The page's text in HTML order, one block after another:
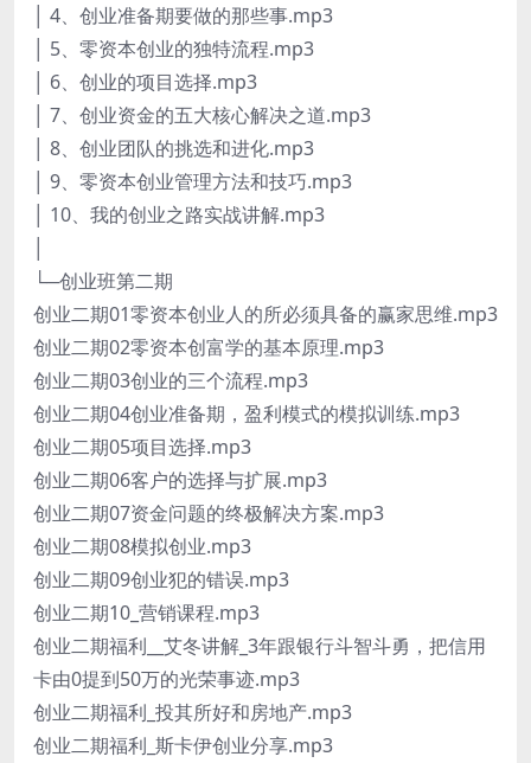
│ 4、创业准备期要做的那些事.mp3
│ 5、零资本创业的独特流程.mp3
│ 6、创业的项目选择.mp3
│ 7、创业资金的五大核心解决之道.mp3
│ 8、创业团队的挑选和进化.mp3
│ 9、零资本创业管理方法和技巧.mp3
│ 10、我的创业之路实战讲解.mp3
└─创业班第二期
创业二期01零资本创业人的所必须具备的赢家思维.mp3
创业二期02零资本创富学的基本原理.mp3
创业二期03创业的三个流程.mp3
创业二期04创业准备期，盈利模式的模拟训练.mp3
创业二期05项目选择.mp3
创业二期06客户的选择与扩展.mp3
创业二期07资金问题的终极解决方案.mp3
创业二期08模拟创业.mp3
创业二期09创业犯的错误.mp3
创业二期10_营销课程.mp3
创业二期福利__艾冬讲解_3年跟银行斗智斗勇，把信用
卡由0提到50万的光荣事迹.mp3
创业二期福利_投其所好和房地产.mp3
创业二期福利_斯卡伊创业分享.mp3